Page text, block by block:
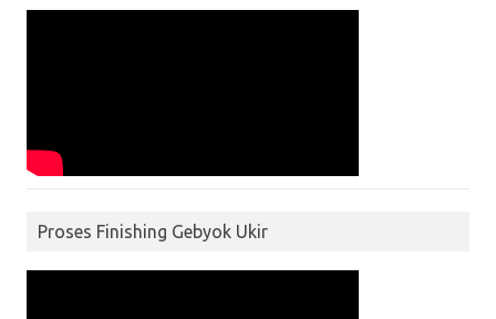
Proses Finishing Gebyok Ukir